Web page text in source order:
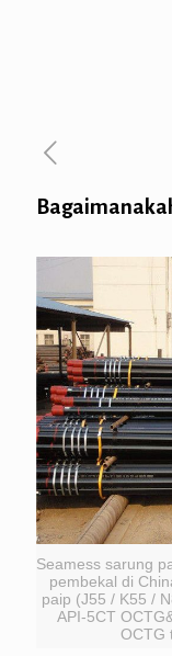
Seamess sarung
pembekal di
paip (J55 / K55 /
API-5CT
OCTG